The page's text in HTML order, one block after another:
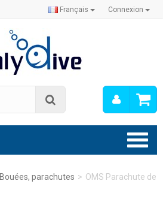
Connexion
Français
Mon
Bouées, parachutes > OMS Parachute de